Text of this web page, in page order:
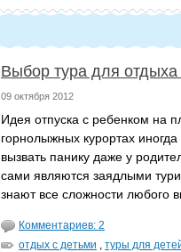
Выбор тура для отдыха
09 октября 2012
Идея отпуска с ребенком на
горнолыжных курортах
вызвать панику даже у
сами являются заядлыми
знают все сложности любого
Комментариев: 2
отдых с детьми , туры для